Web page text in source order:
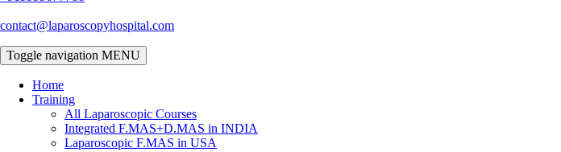
contact@laparoscopyhospital.com
Toggle navigation MENU
Home
Training
All Laparoscopic Courses
Integrated F.MAS+D.MAS in INDIA
Laparoscopic F.MAS in USA